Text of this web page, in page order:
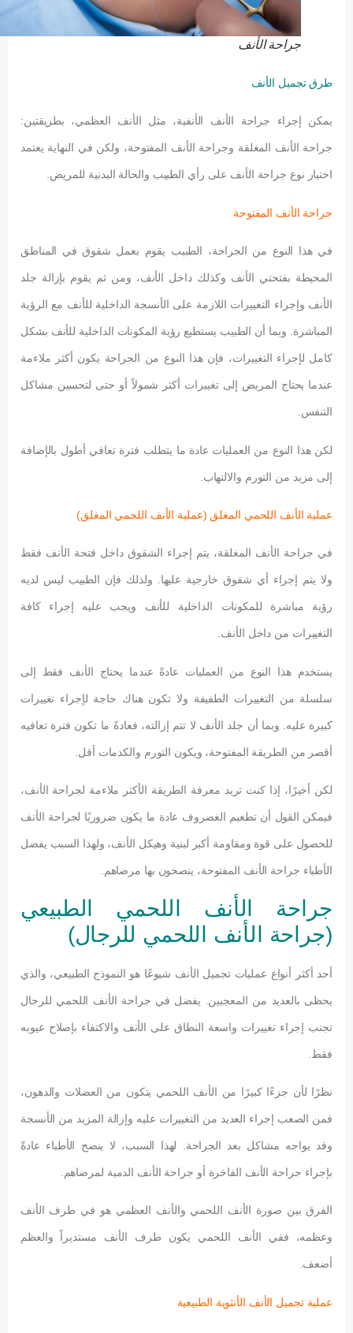
جراحة الأنف
طرق تجميل الأنف
يمكن إجراء جراحة الأنف الأنفية، مثل الأنف العظمي، بطريقتين:
جراحة الأنف المغلقة وجراحة الأنف المفتوحة، ولكن في النهاية يعتمد
اختيار نوع جراحة الأنف على رأي الطبيب والحالة البدنية للمريض.
جراحة الأنف المفتوحة
في هذا النوع من الجراحة، الطبيب يقوم بعمل شقوق في المناطق
المحيطة بفتحتي الأنف وكذلك داخل الأنف، ومن ثم يقوم بإزالة جلد
الأنف وإجراء التغييرات اللازمة على الأنسجة الداخلية للأنف مع الرؤية
المباشرة. وبما أن الطبيب يستطيع رؤية المكونات الداخلية للأنف بشكل
كامل لإجراء التغييرات، فإن هذا النوع من الجراحة يكون أكثر ملاءمة
عندما يحتاج المريض إلى تغييرات أكثر شمولاً أو حتى لتحسين مشاكل
التنفس.
لكن هذا النوع من العمليات عادة ما يتطلب فترة تعافي أطول بالإضافة
إلى مزيد من التورم والالتهاب.
عملية الأنف اللحمي المغلق (عملية الأنف اللحمي المغلق)
في جراحة الأنف المغلقة، يتم إجراء الشقوق داخل فتحة الأنف فقط
ولا يتم إجراء أي شقوق خارجية عليها. ولذلك فإن الطبيب ليس لديه
رؤية مباشرة للمكونات الداخلية للأنف ويجب عليه إجراء كافة
التغييرات من داخل الأنف.
يستخدم هذا النوع من العمليات عادةً عندما يحتاج الأنف فقط إلى
سلسلة من التغييرات الطفيفة ولا تكون هناك حاجة لإجراء تغييرات
كبيرة عليه. وبما أن جلد الأنف لا تتم إزالته، فعادةً ما تكون فترة تعافيه
أقصر من الطريقة المفتوحة، ويكون التورم والكدمات أقل.
لكن أخيرًا، إذا كنت تريد معرفة الطريقة الأكثر ملاءمة لجراحة الأنف،
فيمكن القول أن تطعيم الغضروف عادة ما يكون ضروريًا لجراحة الأنف
للحصول على قوة ومقاومة أكبر لبنية وهيكل الأنف، ولهذا السبب يفضل
الأطباء جراحة الأنف المفتوحة، ينصحون بها مرضاهم.
جراحة الأنف اللحمي الطبيعي
(جراحة الأنف اللحمي للرجال)
أحد أكثر أنواع عمليات تجميل الأنف شيوعًا هو النموذج الطبيعي، والذي
يحظى بالعديد من المعجبين. يفضل في جراحة الأنف اللحمي للرجال
تجنب إجراء تغييرات واسعة النطاق على الأنف والاكتفاء بإصلاح عيوبه
فقط.
نظرًا لأن جزءًا كبيرًا من الأنف اللحمي يتكون من العضلات والدهون،
فمن الصعب إجراء العديد من التغييرات عليه وإزالة المزيد من الأنسجة
وقد يواجه مشاكل بعد الجراحة. لهذا السبب، لا ينصح الأطباء عادةً
بإجراء جراحة الأنف الفاخرة أو جراحة الأنف الدمية لمرضاهم.
الفرق بين صورة الأنف اللحمي والأنف العظمي هو في طرف الأنف
وعظمه، ففي الأنف اللحمي يكون طرف الأنف مستديراً والعظم
أضعف.
عملية تجميل الأنف الأنثوية الطبيعية